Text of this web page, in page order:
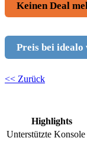
Keinen Deal
Preis bei idealo
<< Zurück
Highlights
Unterstützte Konsole